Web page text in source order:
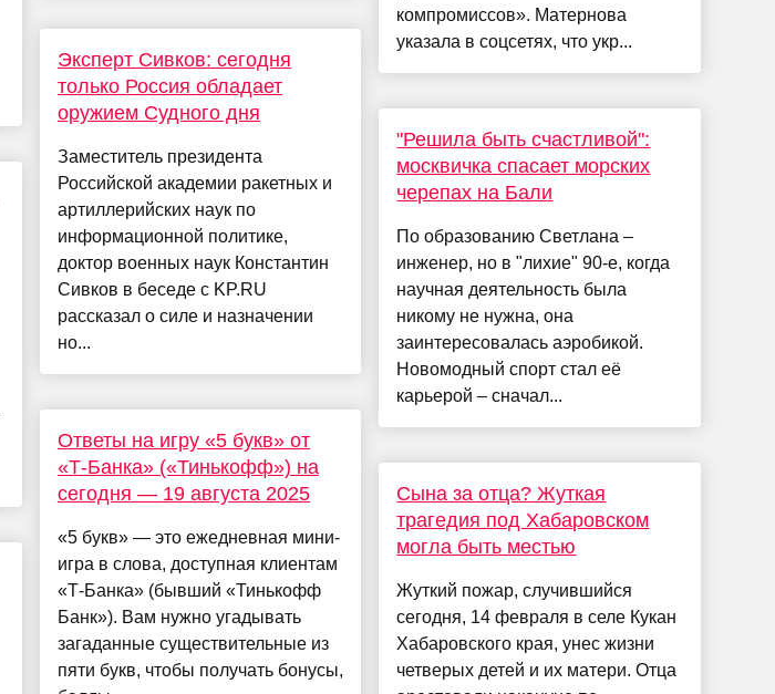
Эксперт Сивков: сегодня
только Россия обладает
оружием Судного дня
Заместитель президента
Российской академии ракетных и
артиллерийских наук по
информационной политике,
доктор военных наук Константин
Сивков в беседе с KP.RU
рассказал о силе и назначении
но...
Ответы на игру «5 букв» от
«Т-Банка» («Тинькофф») на
сегодня — 19 августа 2025
«5 букв» — это ежедневная мини-
игра в слова, доступная клиентам
«Т-Банка» (бывший «Тинькофф
Банк»). Вам нужно угадывать
загаданные существительные из
пяти букв, чтобы получать бонусы,
компромиссов». Матернова
указала в соцсетях, что укр...
"Решила быть счастливой":
москвичка спасает морских
черепах на Бали
По образованию Светлана –
инженер, но в "лихие" 90-е, когда
научная деятельность была
никому не нужна, она
заинтересовалась аэробикой.
Новомодный спорт стал её
карьерой – сначал...
Сына за отца? Жуткая
трагедия под Хабаровском
могла быть местью
Жуткий пожар, случившийся
сегодня, 14 февраля в селе Кукан
Хабаровского края, унес жизни
четверых детей и их матери. Отца